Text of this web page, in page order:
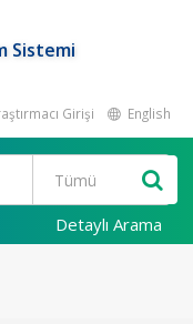
Sistemi
Girişi English
Detaylı Arama